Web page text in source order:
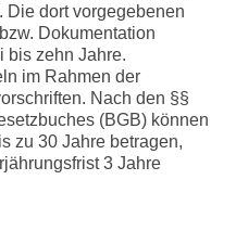
Die dort vorgegebenen
Dokumentation
bis zehn Jahre.
im Rahmen der
Nach den §§
(BGB) können
zu 30 Jahre betragen,
3 Jahre